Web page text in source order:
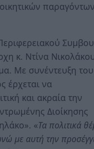
κ. Ντίνα
Με συνέντευξη
έρχεται να
και ακραία την
Διοίκησης
«Τα πολιτικά
με αυτή την